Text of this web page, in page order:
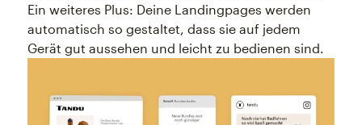
Ein weiteres Plus: Deine Landingpages werden
automatisch so gestaltet, dass sie auf jedem
Gerät gut aussehen und leicht zu bedienen sind.